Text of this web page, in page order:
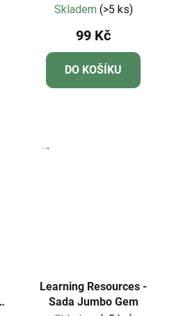
písní - Edice 2
Skladem (>5 ks)
99 Kč
DO KOŠÍKU
Learning Resources -
Sada Jumbo Gem